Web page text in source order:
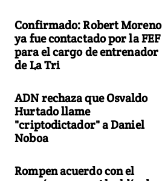
Confirmado: Robert Moreno
ya fue contactado por la FEF
para el cargo de entrenador
de La Tri
ADN rechaza que Osvaldo
Hurtado llame
"criptodictador" a Daniel
Noboa
Rompen acuerdo con el